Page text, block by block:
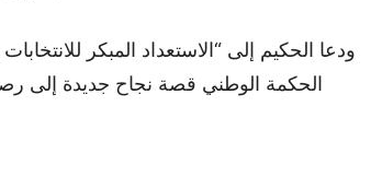
ودعا الحكيم إلى “الاستعداد المبكر
الحكمة الوطني قصة نجاح جديدة إلى